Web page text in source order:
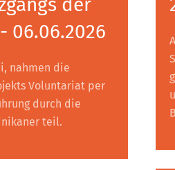
06.06.2026
nahmen die
Voluntariat per
durch die
teil.